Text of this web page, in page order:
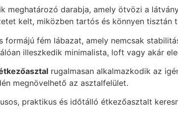
meghatározó darabja, amely ötvözi a
kelt, miközben tartós és könnyen
formájú fém lábazat, amely nemcsak
illeszkedik minimalista, loft vagy akár
rugalmasan alkalmazkodik az
megnövelhető az asztalfelület.
praktikus és időtálló étkezőasztalt